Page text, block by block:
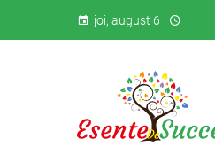
joi, august 6